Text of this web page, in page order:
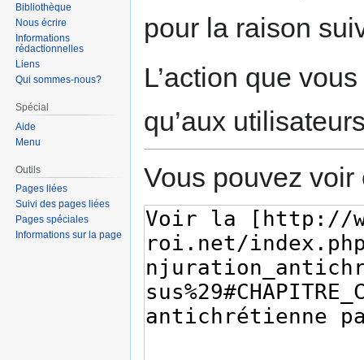
navigation
recherche
pour la raison
L’action que
qu’aux
Vous pouvez
Bibliothèque
Nous écrire
Informations
rédactionnelles
Liens
Qui sommes-nous?
Spécial
Aide
Menu
Outils
Pages liées
Suivi des pages liées
Pages spéciales
Informations sur la page